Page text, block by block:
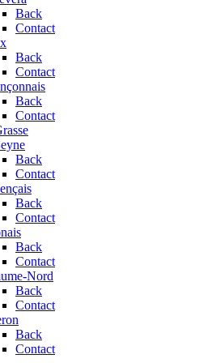
Back
Contact
Back
Contact
Back
Contact
Back
Contact
Back
Contact
Back
Contact
Nord
Back
Contact
Back
Contact